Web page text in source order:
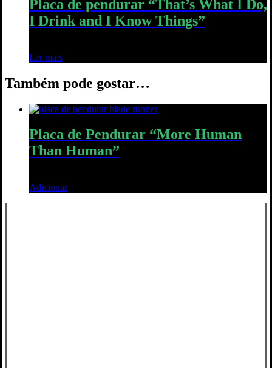
Placa de pendurar “That’s What I Do,
I Drink and I Know Things”
Ler mais
Também pode gostar…
Placa de Pendurar “More Human
Than Human”
Adicionar